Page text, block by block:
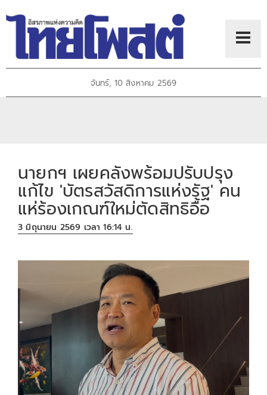
จันทร์, 10 สิงหาคม 2569
นายกฯ เผยคลังพร้อมปรับปรุง
แก้ไข 'บัตรสวัสดิการแห่งรัฐ' คน
แห่ร้องเกณฑ์ใหม่ตัดสิทธิอื้อ
3 มิถุนายน 2569 เวลา 16:14 น.